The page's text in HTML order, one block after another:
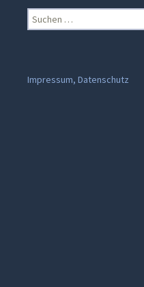
Suchen
nach:
Impressum, Datenschutz